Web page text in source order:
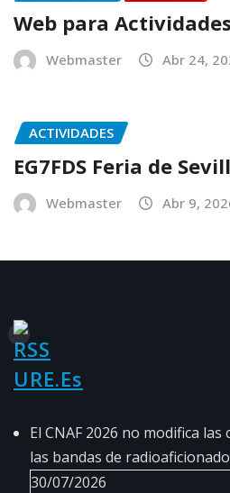
Web para
Webmaster Abr 24,
ACTIVIDADES
EG7FDS Feria de
Webmaster Abr 9,
URE.es
El CNAF 2026 no modifica
las bandas de radioaficionado
30/07/2026